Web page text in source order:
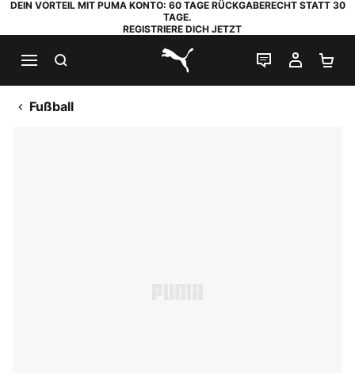
DEIN VORTEIL MIT PUMA KONTO: 60 TAGE RÜCKGABERECHT STATT 30
TAGE.
REGISTRIERE DICH JETZT
PUMA.com
LIVE-CHAT
MEIN
Fußball